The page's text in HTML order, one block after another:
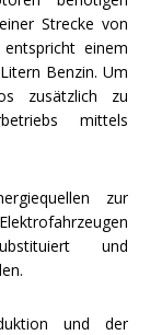
Strecke von
einem
Benzin. Um
zusätzlich zu
mittels
zur
und
und der